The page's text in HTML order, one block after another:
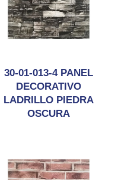
30-01-013-4 PANEL
DECORATIVO
LADRILLO PIEDRA
OSCURA